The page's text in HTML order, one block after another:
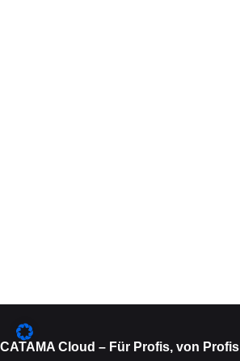
CATAMA Cloud – Für Profis, von Profis